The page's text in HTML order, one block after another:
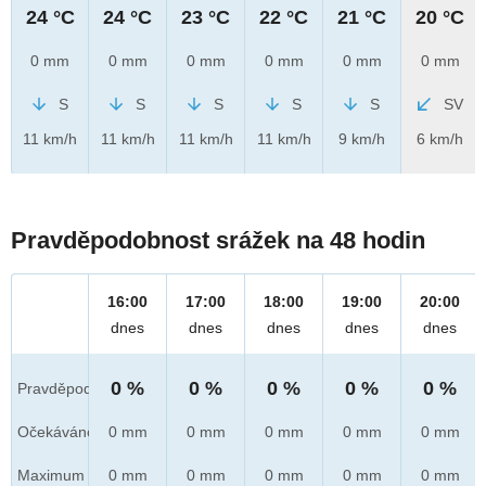
24 °C
0 mm
S
11 km/h
24 °C
0 mm
S
11 km/h
23 °C
0 mm
S
11 km/h
22 °C
0 mm
S
11 km/h
21 °C
0 mm
S
9 km/h
20 °C
0 mm
SV
6 km/h
Pravděpodobnost srážek na 48 hodin
Pravděpod.
Očekáváno
Maximum
16:00
dnes
0 %
0 mm
0 mm
17:00
dnes
0 %
0 mm
0 mm
18:00
dnes
0 %
0 mm
0 mm
19:00
dnes
0 %
0 mm
0 mm
20:00
dnes
0 %
0 mm
0 mm